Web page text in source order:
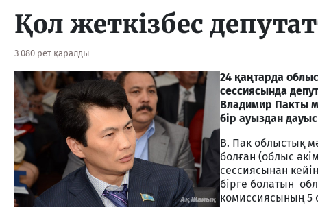
Қол жеткізбес
3 080 рет қаралды
24 қаңтарда
сессиясында
Владимир Пакты
бір ауыздан
В. Пак облыстық
болған (облыс
сессиясынан
бірге болатын
комиссиясының 5